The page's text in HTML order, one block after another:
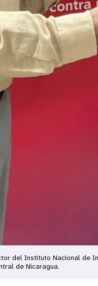
del Instituto Nacional de
de Nicaragua.